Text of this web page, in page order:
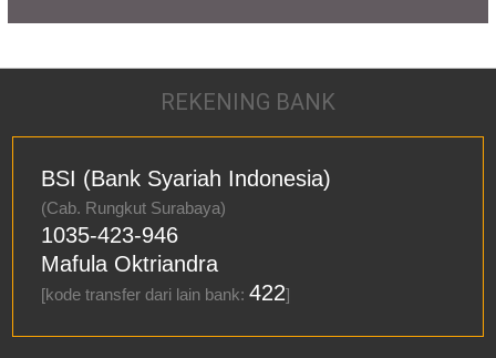
REKENING BANK
BSI (Bank Syariah Indonesia)
(Cab. Rungkut Surabaya)
1035-423-946
Mafula Oktriandra
[kode transfer dari lain bank:422]